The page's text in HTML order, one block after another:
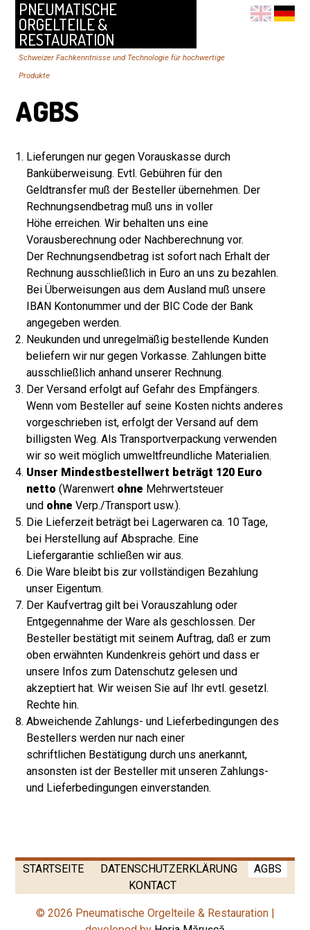
PNEUMATISCHE
ORGELTEILE &
RESTAURATION
Schweizer Fachkenntnisse und Technologie für hochwertige
Produkte
AGBS
Lieferungen nur gegen Vorauskasse durch
Banküberweisung. Evtl. Gebühren für den
Geldtransfer muß der Besteller übernehmen. Der
Rechnungsendbetrag muß uns in voller
Höhe erreichen. Wir behalten uns eine
Vorausberechnung oder Nachberechnung vor.
Der Rechnungsendbetrag ist sofort nach Erhalt der
Rechnung ausschließlich in Euro an uns zu bezahlen.
Bei Überweisungen aus dem Ausland muß unsere
IBAN Kontonummer und der BIC Code der Bank
angegeben werden.
Neukunden und unregelmäßig bestellende Kunden
beliefern wir nur gegen Vorkasse. Zahlungen bitte
ausschließlich anhand unserer Rechnung.
Der Versand erfolgt auf Gefahr des Empfängers.
Wenn vom Besteller auf seine Kosten nichts anderes
vorgeschrieben ist, erfolgt der Versand auf dem
billigsten Weg. Als Transportverpackung verwenden
wir so weit möglich umweltfreundliche Materialien.
Unser Mindestbestellwert beträgt 120 Euro
netto(Warenwert ohne Mehrwertsteuer
und ohne Verp./Transport usw.).
Die Lieferzeit beträgt bei Lagerwaren ca. 10 Tage,
bei Herstellung auf Absprache. Eine
Liefergarantie schließen wir aus.
Die Ware bleibt bis zur vollständigen Bezahlung
unser Eigentum.
Der Kaufvertrag gilt bei Vorauszahlung oder
Entgegennahme der Ware als geschlossen. Der
Besteller bestätigt mit seinem Auftrag, daß er zum
oben erwähnten Kundenkreis gehört und dass er
unsere Infos zum Datenschutz gelesen und
akzeptiert hat. Wir weisen Sie auf Ihr evtl. gesetzl.
Rechte hin.
Abweichende Zahlungs- und Lieferbedingungen des
Bestellers werden nur nach einer
schriftlichen Bestätigung durch uns anerkannt,
ansonsten ist der Besteller mit unseren Zahlungs-
und Lieferbedingungen einverstanden.
STARTSEITE DATENSCHUTZERKLÄRUNG
AGBS
KONTACT
© 2026 Pneumatische Orgelteile & Restauration |